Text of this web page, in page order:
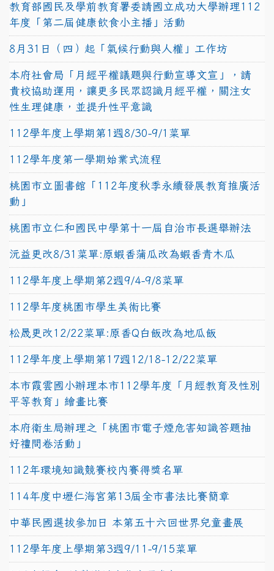
教育部國民及學前教育署委請國立成功大學辦理112
年度「第二屆健康飲食小主播」活動
8月31日（四）起「氣候行動與人權」工作坊
本府社會局「月經平權議題與行動宣導文宣」，請
貴校協助運用，讓更多民眾認識月經平權，關注女
性生理健康，並提升性平意識
112學年度上學期第1週8/30-9/1菜單
112學年度第一學期始業式流程
桃園市立圖書館「112年度秋季永續發展教育推廣活
動」
桃園市立仁和國民中學第十一屆自治市長選舉辦法
沅益更改8/31菜單:原蝦香蒲瓜改為蝦香青木瓜
112學年度上學期第2週9/4-9/8菜單
112學年度桃園市學生美術比賽
松晟更改12/22菜單:原香Q白飯改為地瓜飯
112學年度上學期第17週12/18-12/22菜單
本市霞雲國小辦理本市112學年度「月經教育及性別
平等教育」繪畫比賽
本府衛生局辦理之「桃園市電子煙危害知識答題抽
好禮問卷活動」
112年環境知識競賽校內賽得獎名單
114年度中壢仁海宮第13屆全市書法比賽簡章
中華民國選拔參加日 本第五十六回世界兒童畫展
112學年度上學期第3週9/11-9/15菜單